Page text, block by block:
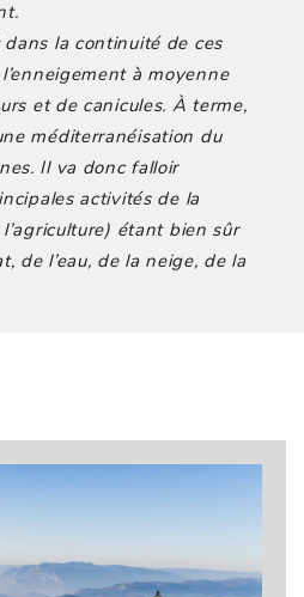
la continuité de ces
à moyenne
et de canicules. À terme,
méditerranéisation du
Il va donc falloir
activités de la
étant bien sûr
de l’eau, de la neige, de la